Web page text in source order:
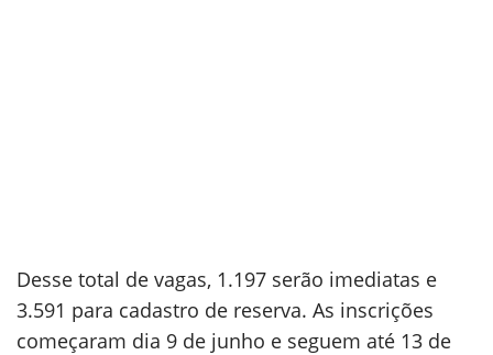
Desse total de vagas, 1.197 serão imediatas e
3.591 para cadastro de reserva. As inscrições
começaram dia 9 de junho e seguem até 13 de